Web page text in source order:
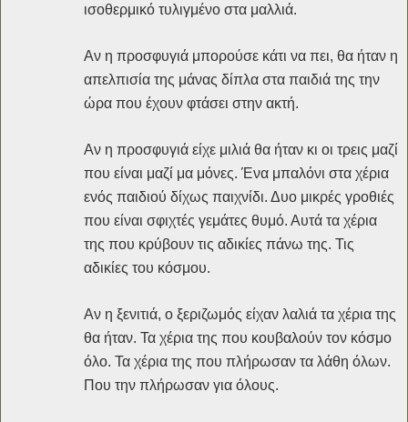
ισοθερμικό τυλιγμένο στα μαλλιά.
Αν η προσφυγιά μπορούσε κάτι να πει, θα ήταν η
απελπισία της μάνας δίπλα στα παιδιά της την
ώρα που έχουν φτάσει στην ακτή.
Αν η προσφυγιά είχε μιλιά θα ήταν κι οι τρεις μαζί
που είναι μαζί μα μόνες. Ένα μπαλόνι στα χέρια
ενός παιδιού δίχως παιχνίδι. Δυο μικρές γροθιές
που είναι σφιχτές γεμάτες θυμό. Αυτά τα χέρια
της που κρύβουν τις αδικίες πάνω της. Τις
αδικίες του κόσμου.
Αν η ξενιτιά, ο ξεριζωμός είχαν λαλιά τα χέρια της
θα ήταν. Τα χέρια της που κουβαλούν τον κόσμο
όλο. Τα χέρια της που πλήρωσαν τα λάθη όλων.
Που την πλήρωσαν για όλους.